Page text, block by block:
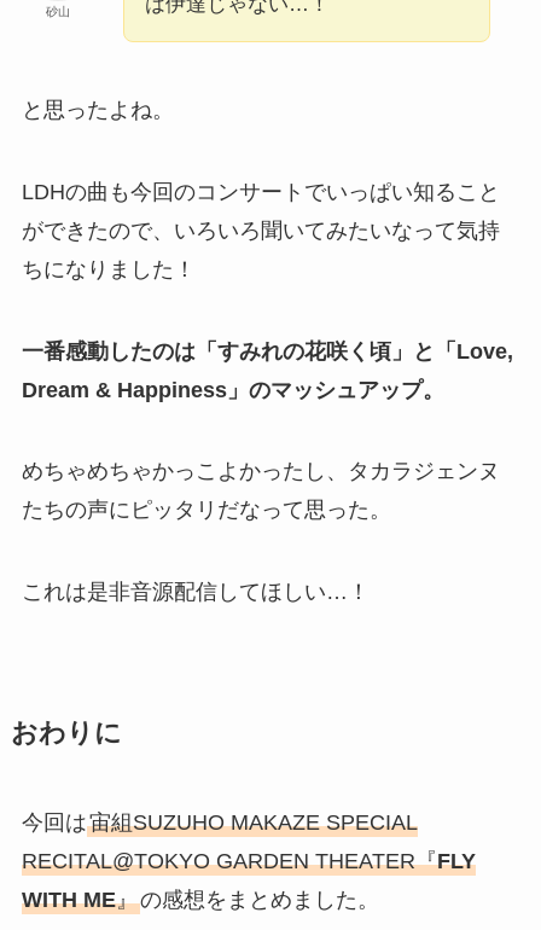
砂山
と思ったよね。
LDHの曲も今回のコンサートでいっぱい知ること
ができたので、いろいろ聞いてみたいなって気持
ちになりました！
一番感動したのは「すみれの花咲く頃」と「Love,
Dream & Happiness」のマッシュアップ。
めちゃめちゃかっこよかったし、タカラジェンヌ
たちの声にピッタリだなって思った。
これは是非音源配信してほしい…！
おわりに
今回は宙組SUZUHO MAKAZE SPECIAL
RECITAL@TOKYO GARDEN THEATER『FLY
WITH ME』の感想をまとめました。